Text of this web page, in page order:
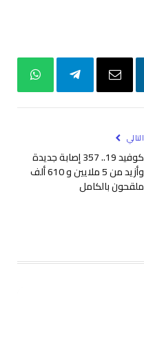
التالي
كوفيد 19.. 357 إصابة جديدة
وأزيد من 5 ملايين و 610 ألف
ملقحون بالكامل